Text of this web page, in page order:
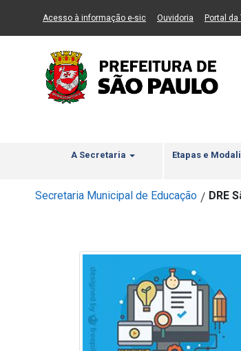
Ir ao Conteúdo Ir para menu principal 2
Acesso à informação e-sic(Link para um novo sítio)
Ouvidoria (Link para
Portal
A Secretaria Etapas e
Secretaria Municipal de Educação / DRE